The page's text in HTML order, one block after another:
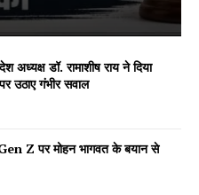
अध्यक्ष डॉ. रामाशीष राय ने दिया
उठाए गंभीर सवाल
Z पर मोहन भागवत के बयान से